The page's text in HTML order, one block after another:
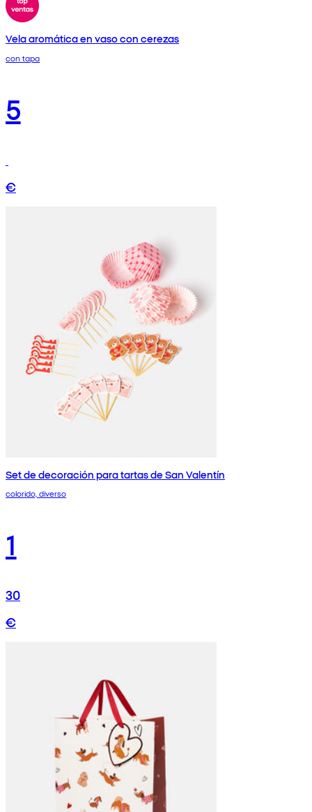
Vela aromática en vaso con cerezas
con tapa
5
€
Set de decoración para tartas de San Valentín
colorido, diverso
1
30
€